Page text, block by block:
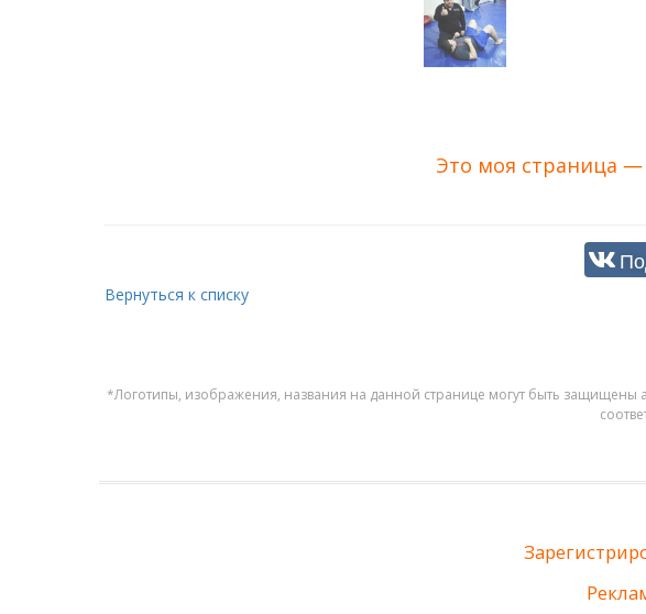
Это моя страница —
Вернуться к списку
*Логотипы, изображения, названия на данной странице могут быть защищены